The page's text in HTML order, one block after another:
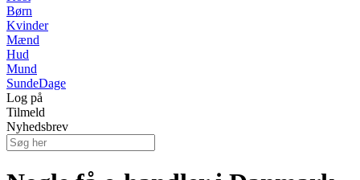
Børn
Kvinder
Mænd
Hud
Mund
SundeDage
Log på
Tilmeld
Nyhedsbrev